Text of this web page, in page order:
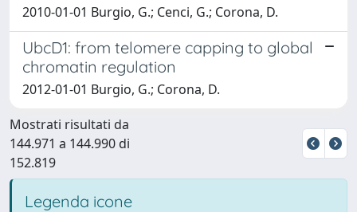
2010-01-01 Burgio, G.; Cenci, G.; Corona, D.
UbcD1: from telomere capping to global
chromatin regulation
2012-01-01 Burgio, G.; Corona, D.
Mostrati risultati da
144.971 a 144.990 di
152.819
Legenda icone